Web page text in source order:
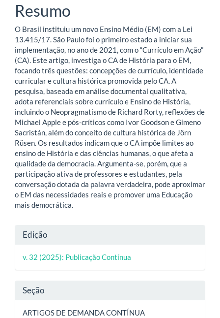
Resumo
O Brasil instituiu um novo Ensino Médio (EM) com a Lei
13.415/17. São Paulo foi o primeiro estado a iniciar sua
implementação, no ano de 2021, com o “Currículo em Ação”
(CA). Este artigo, investiga o CA de História para o EM,
focando três questões: concepções de currículo, identidade
curricular e cultura histórica promovida pelo CA. A
pesquisa, baseada em análise documental qualitativa,
adota referenciais sobre currículo e Ensino de História,
incluindo o Neopragmatismo de Richard Rorty, reflexões de
Michael Apple e pós-críticos como Ivor Goodson e Gimeno
Sacristán, além do conceito de cultura histórica de Jörn
Rüsen. Os resultados indicam que o CA impõe limites ao
ensino de História e das ciências humanas, o que afeta a
qualidade da democracia. Argumenta-se, porém, que a
participação ativa de professores e estudantes, pela
conversação dotada da palavra verdadeira, pode aproximar
o EM das necessidades reais e promover uma Educação
mais democrática.
Detalhes
do
artigo
Edição
v. 32 (2025): Publicação Contínua
Seção
ARTIGOS DE DEMANDA CONTÍNUA